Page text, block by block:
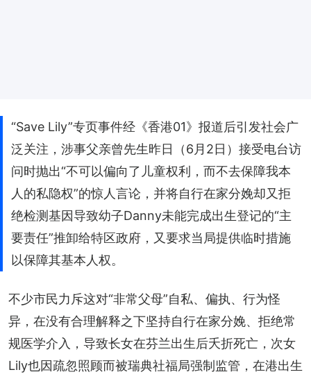
“Save Lily”专页事件经《香港01》报道后引发社会广
泛关注，涉事父亲曾先生昨日（6月2日）接受电台访
问时抛出“不可以偏向了儿童权利，而不去保障我本
人的私隐权”的惊人言论，并将自行在家分娩却又拒
绝检测基因导致幼子Danny未能完成出生登记的“主
要责任”推卸给特区政府，又要求当局提供临时措施
以保障其基本人权。
不少市民力斥这对“非常父母”自私、偏执、行为怪
异，在没有合理解释之下坚持自行在家分娩、拒绝常
规医学介入，导致长女在芬兰出生后夭折死亡，次女
Lily也因疏忽照顾而被瑞典社福局强制监管，在港出生